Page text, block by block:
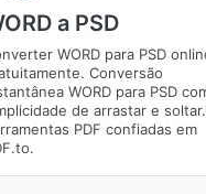
a PSD
WORD para PSD
Conversão
WORD para PSD
de arrastar e soltar.
PDF confiadas em